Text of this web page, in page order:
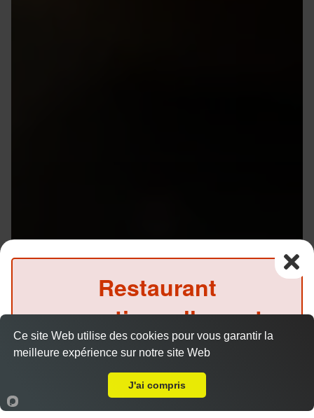
14.50 €
Accueil Panier Compte
Restaurant
exceptionnellement
fermé ce soir
(Précommande possible)
Ce site Web utilise des cookies pour vous garantir la
meilleure expérience sur notre site Web
J'ai compris